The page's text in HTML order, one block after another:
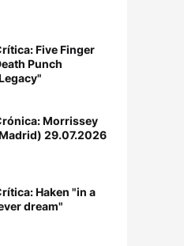
Five Finger
Punch
Morrissey
29.07.2026
Haken "in a
dream"